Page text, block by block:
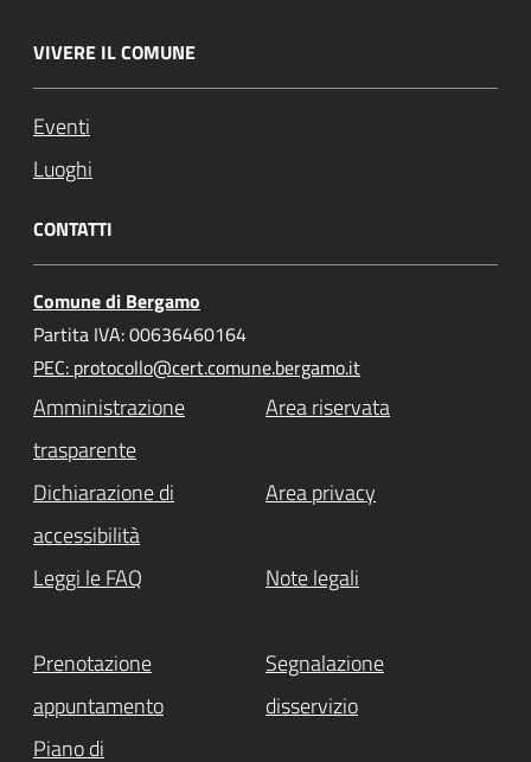
VIVERE IL COMUNE
Eventi
Luoghi
CONTATTI
Comune di Bergamo
Partita IVA: 00636460164
PEC: protocollo@cert.comune.bergamo.it
Amministrazione
trasparente
Area riservata
Dichiarazione di
accessibilità
Area privacy
Leggi le FAQ Note legali
Prenotazione
appuntamento
Segnalazione
disservizio
Piano di